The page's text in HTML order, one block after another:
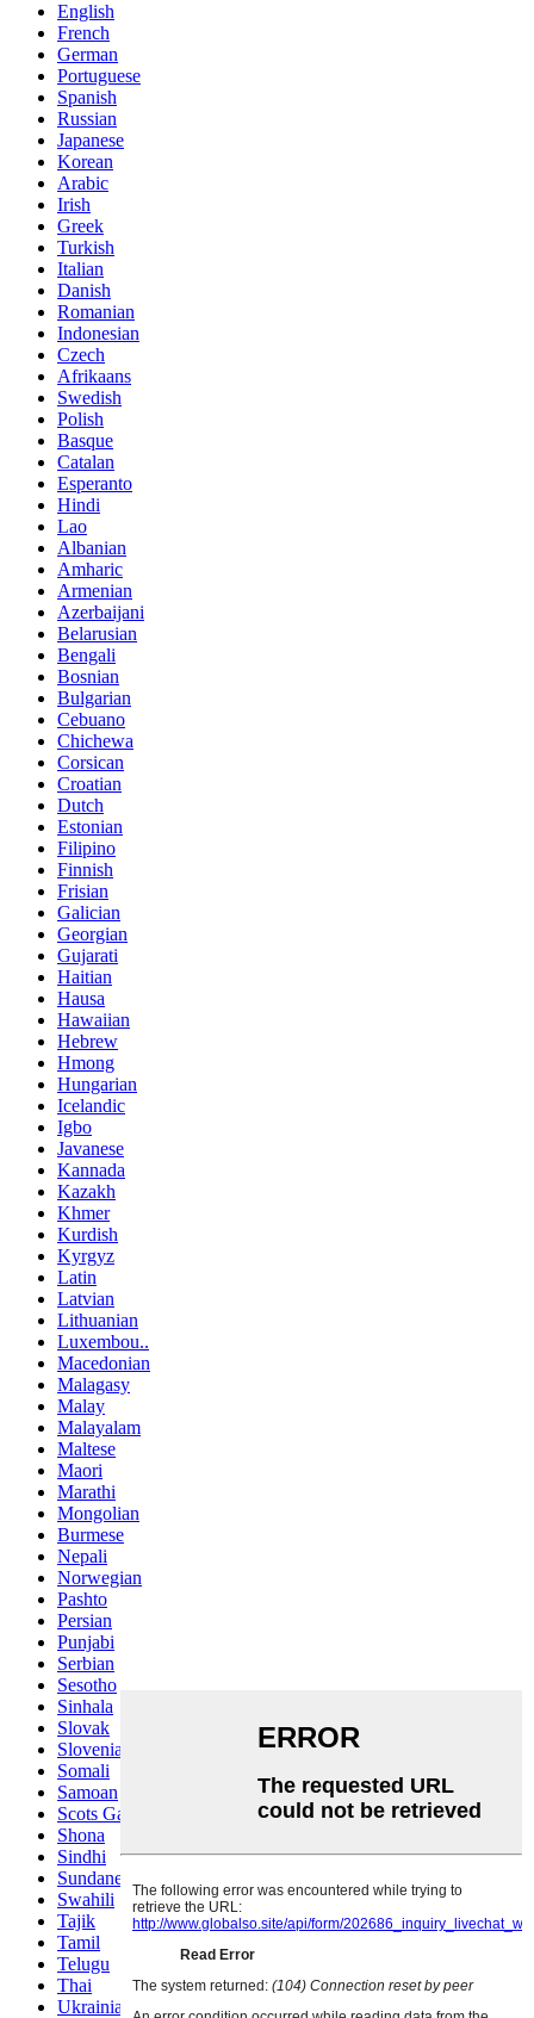
English
French
German
Portuguese
Spanish
Russian
Japanese
Korean
Arabic
Irish
Greek
Turkish
Italian
Danish
Romanian
Indonesian
Czech
Afrikaans
Swedish
Polish
Basque
Catalan
Esperanto
Hindi
Lao
Albanian
Amharic
Armenian
Azerbaijani
Belarusian
Bengali
Bosnian
Bulgarian
Cebuano
Chichewa
Corsican
Croatian
Dutch
Estonian
Filipino
Finnish
Frisian
Galician
Georgian
Gujarati
Haitian
Hausa
Hawaiian
Hebrew
Hmong
Hungarian
Icelandic
Igbo
Javanese
Kannada
Kazakh
Khmer
Kurdish
Kyrgyz
Latin
Latvian
Lithuanian
Luxembou..
Macedonian
Malagasy
Malay
Malayalam
Maltese
Maori
Marathi
Mongolian
Burmese
Nepali
Norwegian
Pashto
Persian
Punjabi
Serbian
Sesotho
Sinhala
Slovak
Slovenian
Somali
Samoan
Scots Gaelic
Shona
Sindhi
Sundanese
Swahili
Tajik
Tamil
Telugu
Thai
Ukrainian